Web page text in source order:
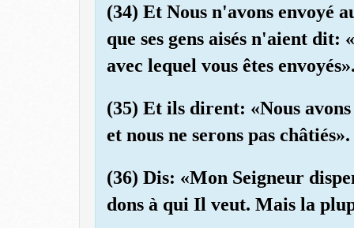
(34) Et Nous n'avons envoyé
que ses gens aisés n'aient dit:
avec lequel vous êtes
(35) Et ils dirent: «Nous
et nous ne serons pas châtiés».
(36) Dis: «Mon Seigneur
dons à qui Il veut. Mais la